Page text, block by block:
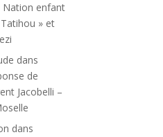
Nation enfant
» et
dans
de
Jacobelli –
dans